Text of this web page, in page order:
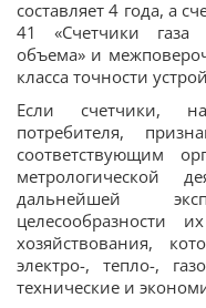
составляет 4 года, а
41 «Счетчики газа
объема» и
класса точности
Если счетчики,
потребителя,
соответствующим
метрологической
дальнейшей
целесообразности
хозяйствования,
электро-, тепло-,
технические и